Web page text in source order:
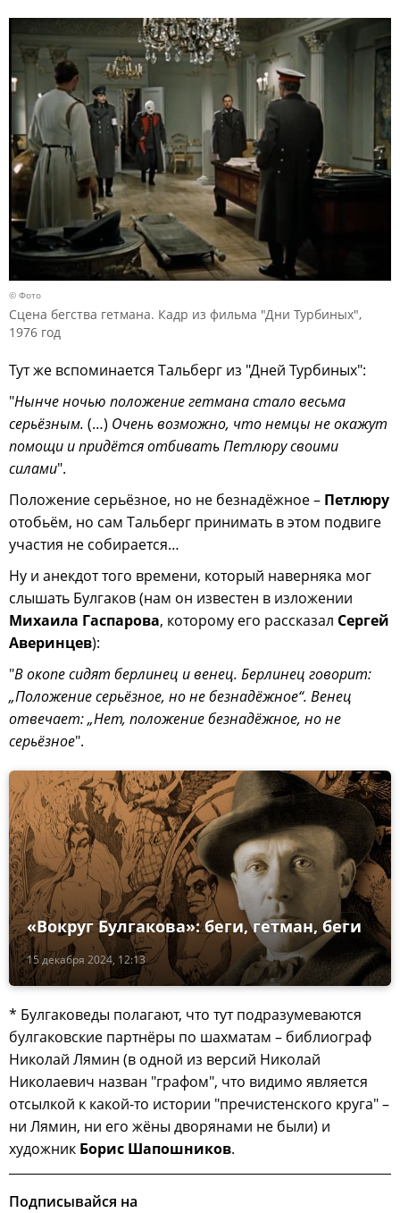
© Фото
Сцена бегства гетмана. Кадр из фильма "Дни Турбиных",
1976 год
Тут же вспоминается Тальберг из "Дней Турбиных":
"Нынче ночью положение гетмана стало весьма
серьёзным. (…) Очень возможно, что немцы не окажут
помощи и придётся отбивать Петлюру своими
силами".
Положение серьёзное, но не безнадёжное – Петлюру
отобьём, но сам Тальберг принимать в этом подвиге
участия не собирается…
Ну и анекдот того времени, который наверняка мог
слышать Булгаков (нам он известен в изложении
Михаила Гаспарова, которому его рассказал Сергей
Аверинцев):
"В окопе сидят берлинец и венец. Берлинец говорит:
„Положение серьёзное, но не безнадёжное“. Венец
отвечает: „Нет, положение безнадёжное, но не
серьёзное".
15 декабря 2024, 12:13
«Вокруг Булгакова»: беги, гетман, беги
* Булгаковеды полагают, что тут подразумеваются
булгаковские партнёры по шахматам – библиограф
Николай Лямин (в одной из версий Николай
Николаевич назван "графом", что видимо является
отсылкой к какой-то истории "пречистенского круга" –
ни Лямин, ни его жёны дворянами не были) и
художник Борис Шапошников.
Подписывайся на